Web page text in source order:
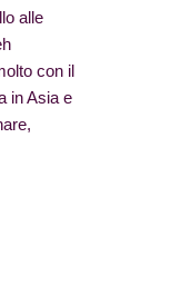
alle
con il
in Asia e
di